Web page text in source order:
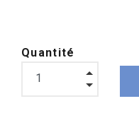
Quantité